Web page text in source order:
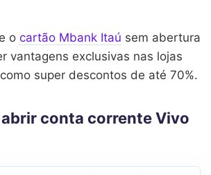
o cartão Mbank Itaú sem abertura
vantagens exclusivas nas lojas
super descontos de até 70%.
conta corrente Vivo